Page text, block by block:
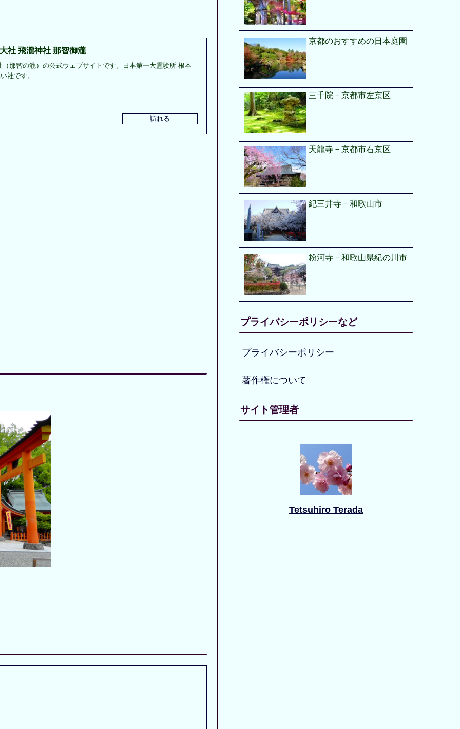
社 飛瀧神社 那智御瀧
那智の瀧）の公式ウェブサイトです。日本第一大霊験所 根本
社です。
京都のおすすめの日本庭園
三千院－京都市左京区
天龍寺－京都市右京区
紀三井寺－和歌山市
粉河寺－和歌山県紀の川市
プライバシーポリシーなど
プライバシーポリシー
著作権について
サイト管理者
Tetsuhiro Terada